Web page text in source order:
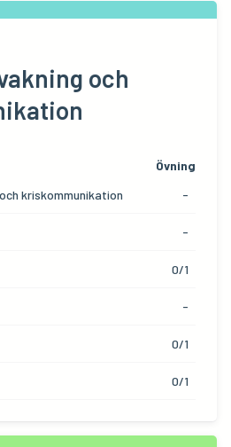
och
Övning
kriskommunikation
-
-
0/1
-
0/1
0/1